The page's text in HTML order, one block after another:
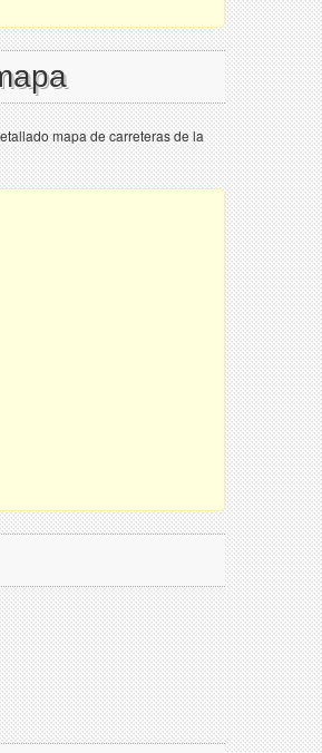
mapa de carreteras de la